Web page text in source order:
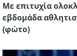
Με επιτυχία
εβδομάδα
(φώτο)